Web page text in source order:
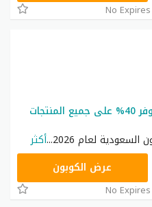
No Expires
كود خصم نون السعودية 2026 وفر 40% على جميع المنتجات
لعام 2026
...أكثر
RRF24عرض الكوبون
No Expires